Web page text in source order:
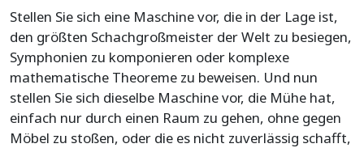
Stellen Sie sich eine Maschine vor, die in der Lage ist,
den größten Schachgroßmeister der Welt zu besiegen,
Symphonien zu komponieren oder komplexe
mathematische Theoreme zu beweisen. Und nun
stellen Sie sich dieselbe Maschine vor, die Mühe hat,
einfach nur durch einen Raum zu gehen, ohne gegen
Möbel zu stoßen, oder die es nicht zuverlässig schafft,